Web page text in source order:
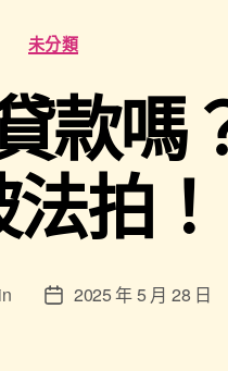
未分類
款嗎
拍！
2025 年 5 月 28 日